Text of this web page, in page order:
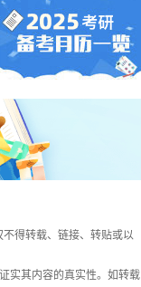
得转载、链接、转贴或以
实其内容的真实性。如转载